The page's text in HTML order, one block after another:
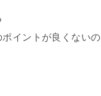
イントが良くないの